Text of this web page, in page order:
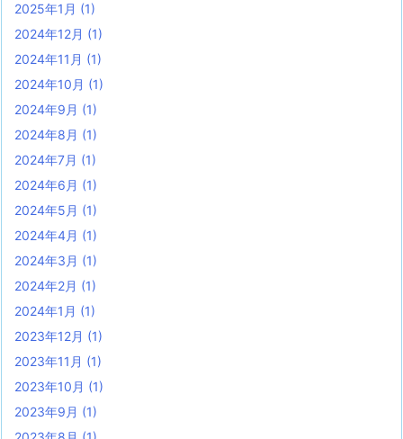
2025年1月 (1)
2024年12月 (1)
2024年11月 (1)
2024年10月 (1)
2024年9月 (1)
2024年8月 (1)
2024年7月 (1)
2024年6月 (1)
2024年5月 (1)
2024年4月 (1)
2024年3月 (1)
2024年2月 (1)
2024年1月 (1)
2023年12月 (1)
2023年11月 (1)
2023年10月 (1)
2023年9月 (1)